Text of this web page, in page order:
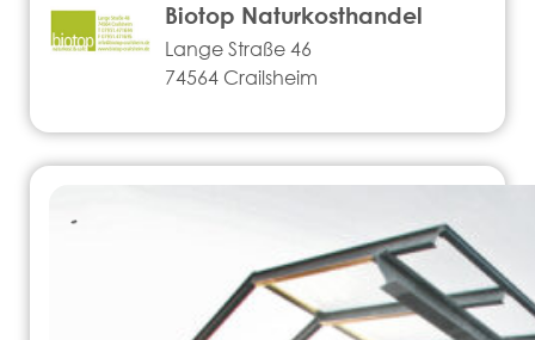
Biotop Naturkosthandel
Lange Straße 46
74564 Crailsheim